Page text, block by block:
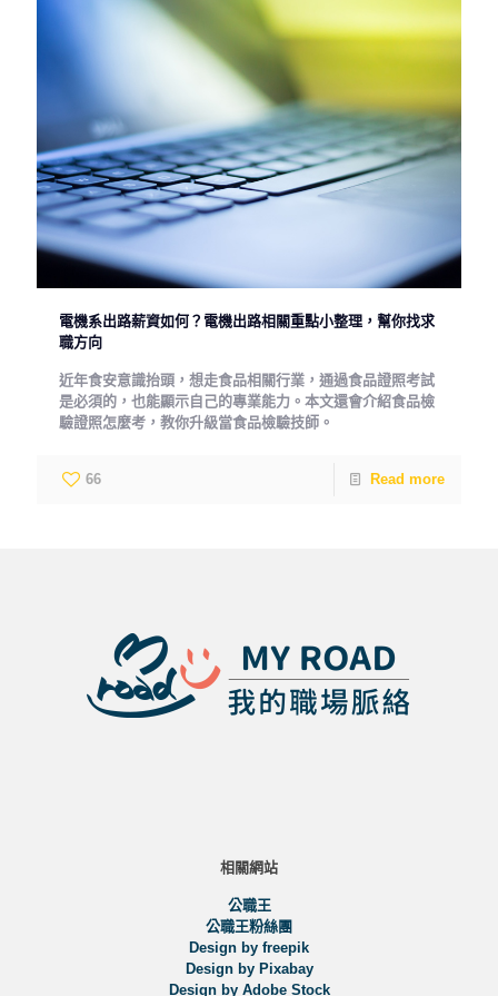
電機系出路薪資如何？電機出路相關重點小整理，幫你找求
職方向
近年食安意識抬頭，想走食品相關行業，通過食品證照考試
是必須的，也能顯示自己的專業能力。本文還會介紹食品檢
驗證照怎麼考，教你升級當食品檢驗技師。
66 Read more
相關網站
公職王
公職王粉絲團
Design by freepik
Design by Pixabay
Design by Adobe Stock